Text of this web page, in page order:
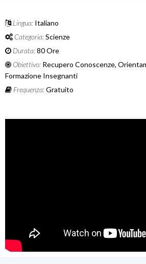
Lingua: Italiano
Categoria:Scienze
Durata:80 Ore
Obiettivo: Recupero Conoscenze,
Formazione Insegnanti
Frequenza:Gratuito